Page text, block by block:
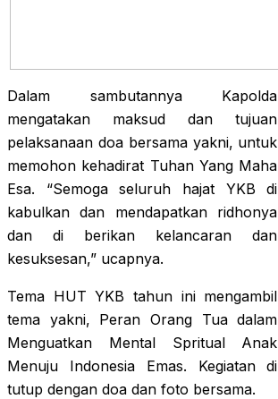
Dalam sambutannya Kapolda
mengatakan maksud dan tujuan
pelaksanaan doa bersama yakni, untuk
memohon kehadirat Tuhan Yang Maha
Esa. “Semoga seluruh hajat YKB di
kabulkan dan mendapatkan ridhonya
dan di berikan kelancaran dan
kesuksesan,” ucapnya.
Tema HUT YKB tahun ini mengambil
tema yakni, Peran Orang Tua dalam
Menguatkan Mental Spritual Anak
Menuju Indonesia Emas. Kegiatan di
tutup dengan doa dan foto bersama.